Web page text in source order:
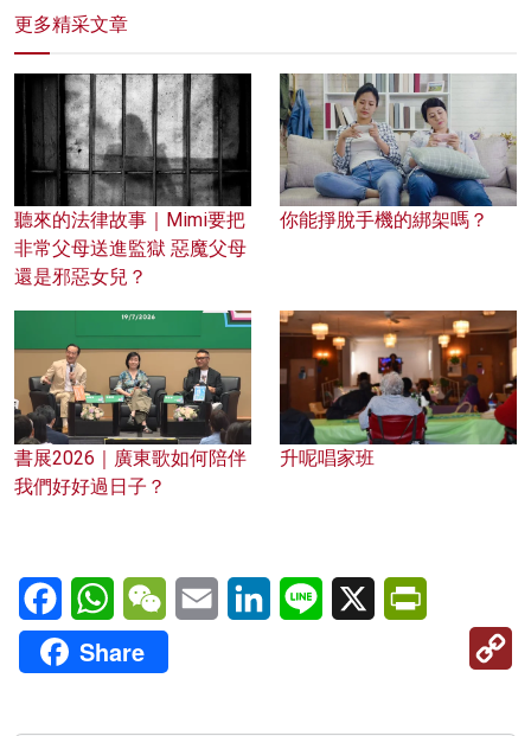
更多精采文章
聽來的法律故事｜Mimi要把
非常父母送進監獄 惡魔父母
還是邪惡女兒？
你能掙脫手機的綁架嗎？
書展2026｜廣東歌如何陪伴
我們好好過日子？
升呢唱家班
FacebookWhatsAppWeChatEmail LinkedInLine X
Share